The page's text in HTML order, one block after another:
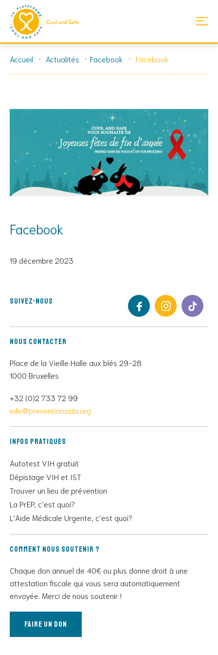
Accueil Actualités Facebook Facebook
Facebook
19 décembre 2023
Suivez-nous
Nous contacter
Place de la Vieille Halle aux blés 29-28
1000 Bruxelles
+32 (0)2 733 72 99
info@preventionsida.org
Infos pratiques
Autotest VIH gratuit
Dépistage VIH et IST
Trouver un lieu de prévention
La PrEP, c’est quoi?
L’Aide Médicale Urgente, c’est quoi?
Comment nous soutenir ?
Chaque don annuel de 40€ ou plus donne droit à une
attestation fiscale qui vous sera automatiquement
envoyée. Merci de nous soutenir !
Faire un don